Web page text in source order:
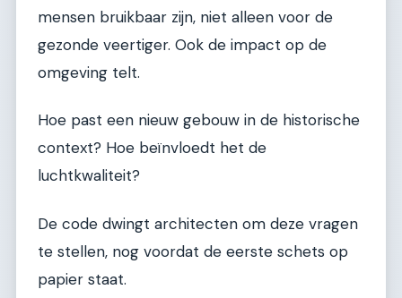
mensen bruikbaar zijn, niet alleen voor de
gezonde veertiger. Ook de impact op de
omgeving telt.
Hoe past een nieuw gebouw in de historische
context? Hoe beïnvloedt het de
luchtkwaliteit?
De code dwingt architecten om deze vragen
te stellen, nog voordat de eerste schets op
papier staat.